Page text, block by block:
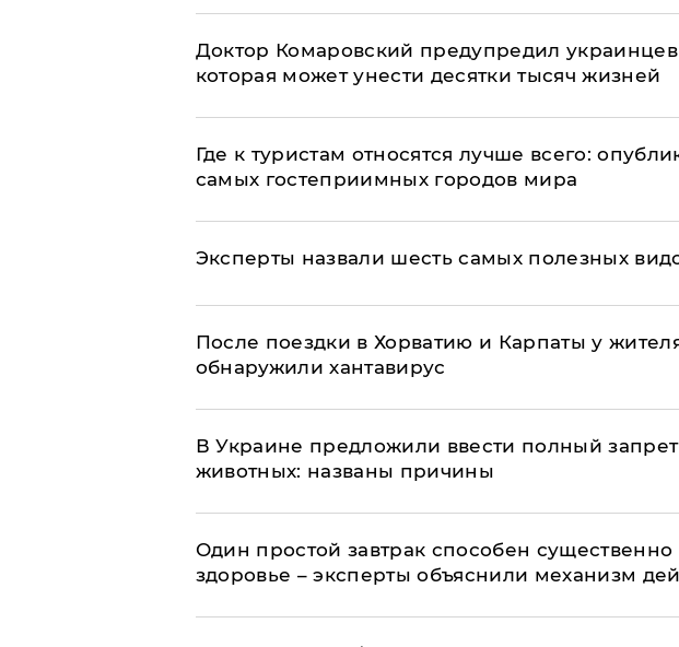
Доктор Комаровский предупредил
которая может унести десятки тысяч жизней
Где к туристам относятся лучше всего:
самых гостеприимных городов мира
Эксперты назвали шесть самых полезных
После поездки в Хорватию и Карпаты у
обнаружили хантавирус
В Украине предложили ввести полный
животных: названы причины
Один простой завтрак способен
здоровье – эксперты объяснили механизм